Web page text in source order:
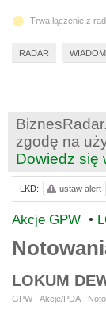
zgodę na
Dowiedz się
Akcje GPW •
LOKUM
GPW - Akcje/PDA -
LKD: ustaw alert
576
Trwa łączenie z
RADAR